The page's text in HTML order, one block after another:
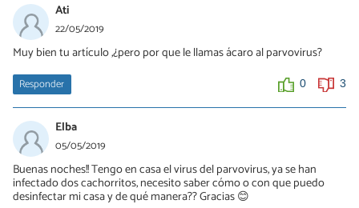
Ati
22/05/2019
Muy bien tu artículo ,¿pero por que le llamas ácaro al parvovirus?
Responder 0 3
Elba
05/05/2019
Buenas noches!! Tengo en casa el virus del parvovirus, ya se han
infectado dos cachorritos, necesito saber cómo o con que puedo
desinfectar mi casa y de qué manera?? Gracias 😊